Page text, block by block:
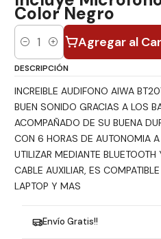
Color Negro
Cantidad Agregar al
DESCRIPCIÓN
INCREIBLE AUDIFONO AIWA
BUEN SONIDO GRACIAS A LOS
ACOMPAÑADO DE SU BUENA
CON 6 HORAS DE AUTONOMIA
UTILIZAR MEDIANTE
CABLE AUXILIAR, ES
LAPTOP Y MAS
Envío Gratis!!